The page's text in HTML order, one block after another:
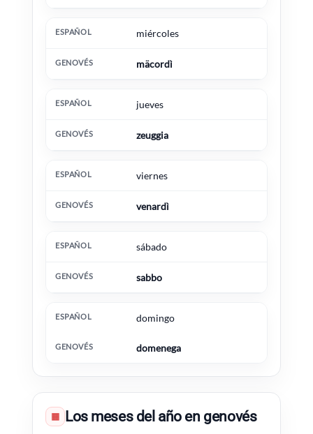
miércoles
mäcordì
jueves
zeuggia
viernes
venardì
sábado
sabbo
domingo
domenega
▦ Los meses del año en genovés